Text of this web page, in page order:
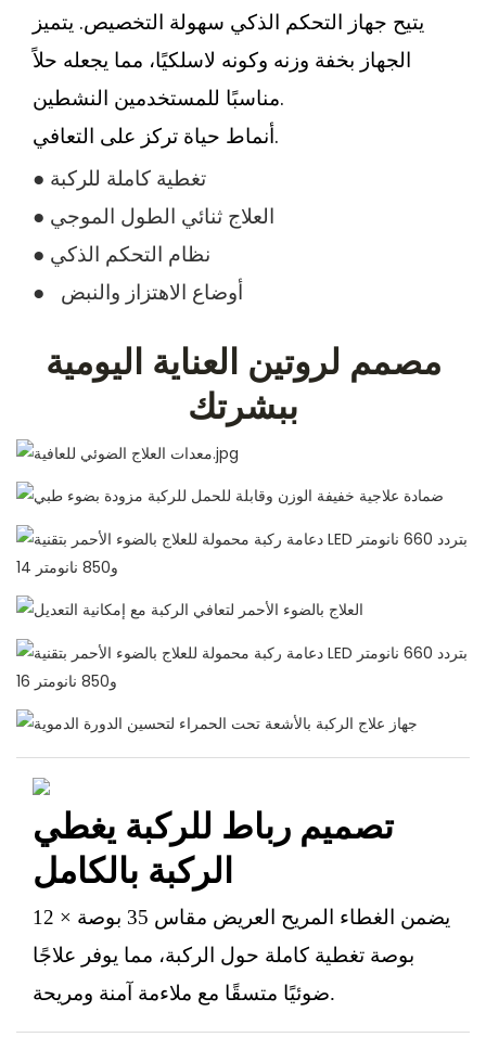
يتيح جهاز التحكم الذكي سهولة التخصيص. يتميز
الجهاز بخفة وزنه وكونه لاسلكيًا، مما يجعله حلاً
مناسبًا للمستخدمين النشطين.
أنماط حياة تركز على التعافي.
● تغطية كاملة للركبة
● العلاج ثنائي الطول الموجي
● نظام التحكم الذكي
●
أوضاع الاهتزاز والنبض
مصمم لروتين العناية اليومية
ببشرتك
تصميم رباط للركبة يغطي
الركبة بالكامل
يضمن الغطاء المريح العريض مقاس 35 بوصة × 12
بوصة تغطية كاملة حول الركبة، مما يوفر علاجًا
ضوئيًا متسقًا مع ملاءمة آمنة ومريحة.